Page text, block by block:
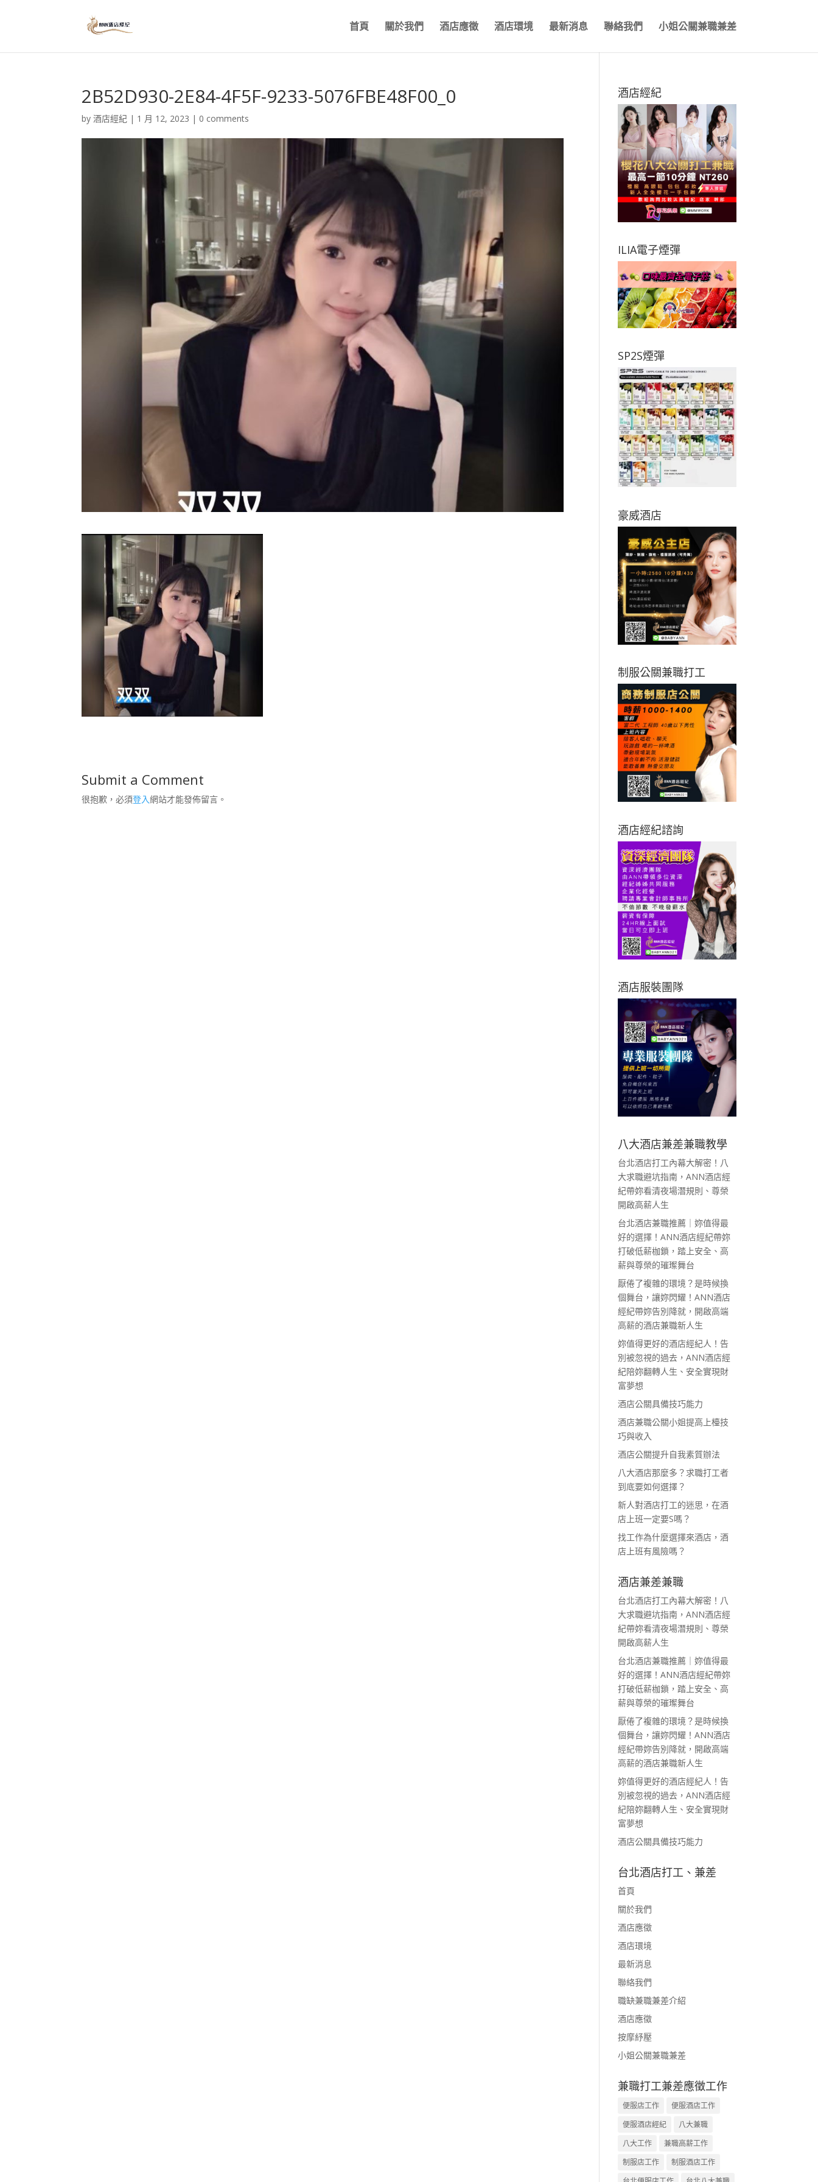
首頁 關於我們 酒店應徵 酒店環境 最新消息 聯絡我們 小姐公關兼職兼差
2B52D930-2E84-4F5F-9233-5076FBE48F00_0
by酒店經紀 | 1 月 12, 2023 | 0 comments
Submit a Comment
很抱歉，必須登入網站才能發佈留言。
酒店經紀
ILIA電子煙彈
SP2S煙彈
豪威酒店
制服公關兼職打工
酒店經紀諮詢
酒店服裝團隊
八大酒店兼差兼職教學
台北酒店打工內幕大解密！八
大求職避坑指南，ANN酒店經
紀帶妳看清夜場潛規則、尊榮
開啟高薪人生
台北酒店兼職推薦｜妳值得最
好的選擇！ANN酒店經紀帶妳
打破低薪枷鎖，踏上安全、高
薪與尊榮的璀璨舞台
厭倦了複雜的環境？是時候換
個舞台，讓妳閃耀！ANN酒店
經紀帶妳告別降就，開啟高端
高薪的酒店兼職新人生
妳值得更好的酒店經紀人！告
別被忽視的過去，ANN酒店經
紀陪妳翻轉人生、安全實現財
富夢想
酒店公關具備技巧能力
酒店兼職公關小姐提高上檯技
巧與收入
酒店公關提升自我素質辦法
八大酒店那麼多？求職打工者
到底要如何選擇？
新人對酒店打工的迷思，在酒
店上班一定要S嗎？
找工作為什麼選擇來酒店，酒
店上班有風險嗎？
酒店兼差兼職
台北酒店打工內幕大解密！八
大求職避坑指南，ANN酒店經
紀帶妳看清夜場潛規則、尊榮
開啟高薪人生
台北酒店兼職推薦｜妳值得最
好的選擇！ANN酒店經紀帶妳
打破低薪枷鎖，踏上安全、高
薪與尊榮的璀璨舞台
厭倦了複雜的環境？是時候換
個舞台，讓妳閃耀！ANN酒店
經紀帶妳告別降就，開啟高端
高薪的酒店兼職新人生
妳值得更好的酒店經紀人！告
別被忽視的過去，ANN酒店經
紀陪妳翻轉人生、安全實現財
富夢想
酒店公關具備技巧能力
台北酒店打工、兼差
首頁
關於我們
酒店應徵
酒店環境
最新消息
聯絡我們
職缺兼職兼差介紹
酒店應徵
按摩紓壓
小姐公關兼職兼差
兼職打工兼差應徵工作
便服店工作
便服酒店工作
便服酒店經紀
八大兼職
八大工作
兼職高薪工作
制服店工作
制服酒店工作